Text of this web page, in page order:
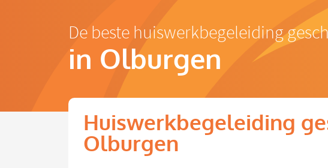
De beste huiswerkbegeleiding
in Olburgen
Huiswerkbegeleiding
Olburgen